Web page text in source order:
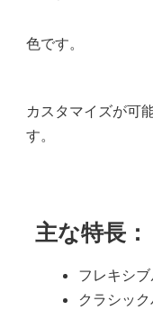
色です。
カスタマイズが可
す。
主な特長：
フレキシ
クラシッ